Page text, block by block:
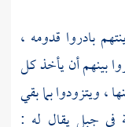
بادروا قدومه ،
بينهم أن يأخذ كل
، ويتزودوا بما بقي
في جبل يقال له :